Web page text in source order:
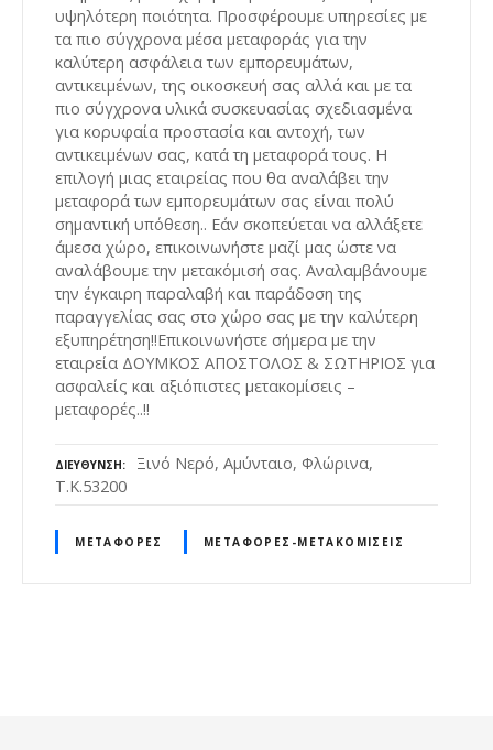
υψηλότερη ποιότητα. Προσφέρουμε υπηρεσίες με
τα πιο σύγχρονα μέσα μεταφοράς για την
καλύτερη ασφάλεια των εμπορευμάτων,
αντικειμένων, της οικοσκευή σας αλλά και με τα
πιο σύγχρονα υλικά συσκευασίας σχεδιασμένα
για κορυφαία προστασία και αντοχή, των
αντικειμένων σας, κατά τη μεταφορά τους. Η
επιλογή μιας εταιρείας που θα αναλάβει την
μεταφορά των εμπορευμάτων σας είναι πολύ
σημαντική υπόθεση.. Εάν σκοπεύεται να αλλάξετε
άμεσα χώρο, επικοινωνήστε μαζί μας ώστε να
αναλάβουμε την μετακόμισή σας. Αναλαμβάνουμε
την έγκαιρη παραλαβή και παράδοση της
παραγγελίας σας στο χώρο σας με την καλύτερη
εξυπηρέτηση!!Επικοινωνήστε σήμερα με την
εταιρεία ΔΟΥΜΚΟΣ ΑΠΟΣΤΟΛΟΣ & ΣΩΤΗΡΙΟΣ για
ασφαλείς και αξιόπιστες μετακομίσεις –
μεταφορές..!!
ΔΙΕΎΘΥΝΣΗ
Ξινό Νερό, Αμύνταιο, Φλώρινα,
Τ.Κ.53200
ΜΕΤΑΦΟΡΈΣ ΜΕΤΑΦΟΡΈΣ-ΜΕΤΑΚΟΜΊΣΕΙΣ